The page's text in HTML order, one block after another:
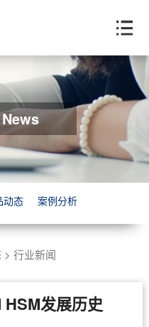
动态 案例分析
> 行业新闻
发展历史